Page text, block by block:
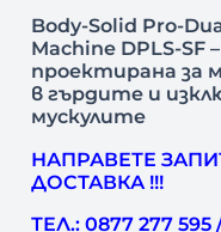
Body-Solid Pro-
Machine DPLS-SF
проектирана за
в гърдите и
мускулите
НАПРАВЕТЕ
ДОСТАВКА !!!
ТЕЛ.: 0877 277